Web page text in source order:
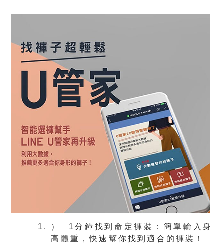
） 1分鐘找到命定褲裝：簡單輸入身
高體重，快速幫你找到適合的褲裝！